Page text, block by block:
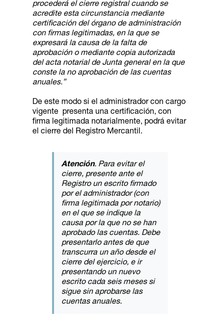
procederá el cierre registral cuando se
acredite esta circunstancia mediante
certificación del órgano de administración
con firmas legitimadas, en la que se
expresará la causa de la falta de
aprobación o mediante copia autorizada
del acta notarial de Junta general en la que
conste la no aprobación de las cuentas
anuales.”
De este modo si el administrador con cargo
vigente presenta una certificación, con
firma legitimada notarialmente, podrá evitar
el cierre del Registro Mercantil.
Atención. Para evitar el
cierre, presente ante el
Registro un escrito firmado
por el administrador (con
firma legitimada por notario)
en el que se indique la
causa por la que no se han
aprobado las cuentas. Debe
presentarlo antes de que
transcurra un año desde el
cierre del ejercicio, e ir
presentando un nuevo
escrito cada seis meses si
sigue sin aprobarse las
cuentas anuales.